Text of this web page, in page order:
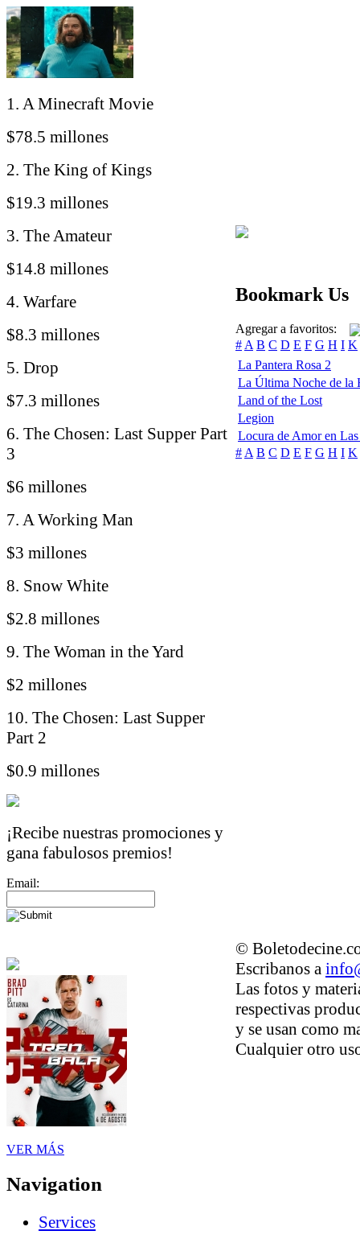
1. A Minecraft Movie
$78.5 millones
2. The King of Kings
$19.3 millones
3. The Amateur
$14.8 millones
4. Warfare
$8.3 millones
5. Drop
$7.3 millones
6. The Chosen: Last Supper Part
3
$6 millones
7. A Working Man
$3 millones
8. Snow White
$2.8 millones
9. The Woman in the Yard
$2 millones
10. The Chosen: Last Supper
Part 2
$0.9 millones
¡Recibe nuestras promociones y
gana fabulosos premios!
Email:
VER MÁS
Navigation
Services
Bookmark Us
Agregar a favoritos:
# A B C D E F G H I K
La Pantera Rosa 2
La Última Noche de la
Land of the Lost
Legion
Locura de Amor en Las
# A B C D E F G H I K
©
Escribanos a
Las fotos y
respectivas
y se usan como
Cualquier otro